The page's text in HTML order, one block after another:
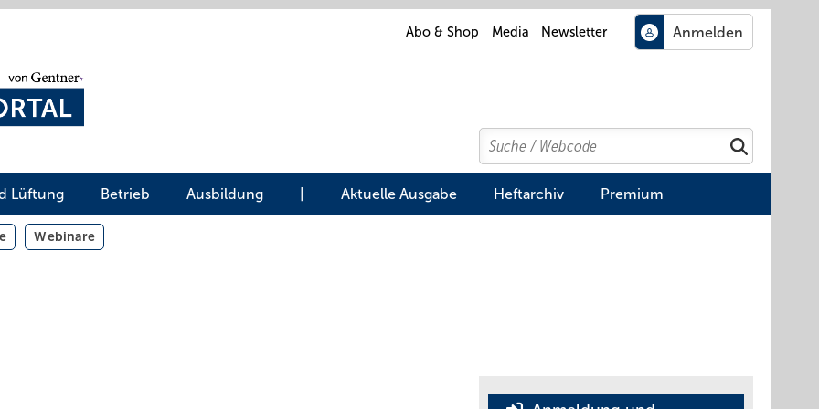
Abo & Shop Media Newsletter
Search
Suchen
Lüftung Betrieb Ausbildung Aktuelle Ausgabe Heftarchiv Premium
Webinare